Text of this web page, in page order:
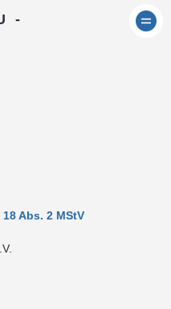
-
Abs. 2 MStV